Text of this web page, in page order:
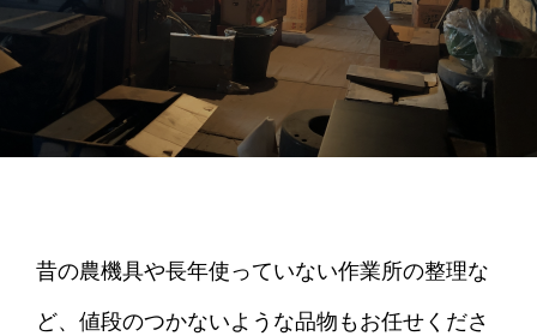
昔の農機具や長年使っていない作業所の整理な
ど、値段のつかないような品物もお任せくださ